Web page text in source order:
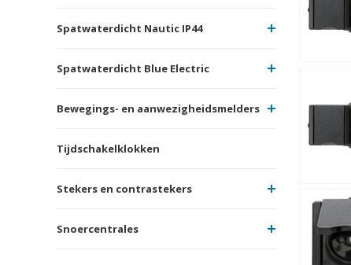
Spatwaterdicht Nautic IP44
Spatwaterdicht Blue Electric
Bewegings- en aanwezigheidsmelders
Tijdschakelklokken
Stekers en contrastekers
Snoercentrales